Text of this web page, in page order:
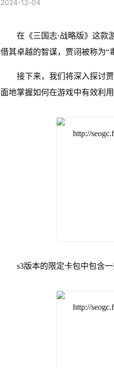
2024-12-04
在《三国志·战略版》这款
借其卓越的智谋，贾诩被称为“
接下来，我们将深入探讨
面地掌握如何在游戏中有效利
s3版本的限定卡包中包含